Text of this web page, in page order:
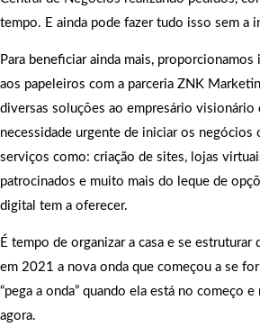
tempo. E ainda pode fazer tudo isso sem a
Para beneficiar ainda mais,
aos papeleiros com a parceria ZNK
diversas soluções ao empresário visionário
necessidade urgente de iniciar os
serviços como: criação de sites, lojas
patrocinados e muito mais do leque de
digital tem a oferecer.
É tempo de organizar a casa e se estruturar
em 2021 a nova onda que começou a se
“pega a onda” quando ela está no começo
agora.